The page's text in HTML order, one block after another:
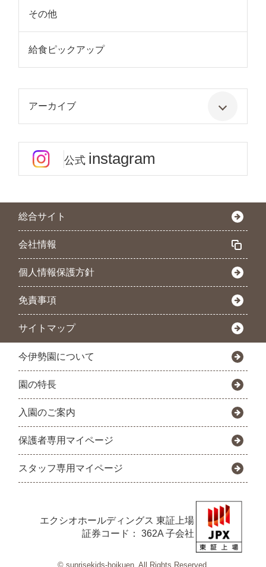
その他
給食ピックアップ
アーカイブ
公式 instagram
総合サイト
会社情報
個人情報保護方針
免責事項
サイトマップ
今伊勢園について
園の特長
入園のご案内
保護者専用マイページ
スタッフ専用マイページ
エクシオホールディングス 東証上場
証券コード： 362A 子会社
© sunrisekids-hoikuen. All Rights Reserved.